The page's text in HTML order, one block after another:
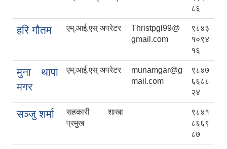
८६
हरि गौतम एम्.आई.एस् अपरेटर
Thristpgl99@
gmail.com
९८४३
१०९४
१६
मुना थापा
मगर
एम्.आई.एस् अपरेटर
munamgar@g
mail.com
९८४७
६६८८
२४
सञ्जु शर्मा
सहकारी शाखा
प्रमुख
९८४१
८६६९
८७